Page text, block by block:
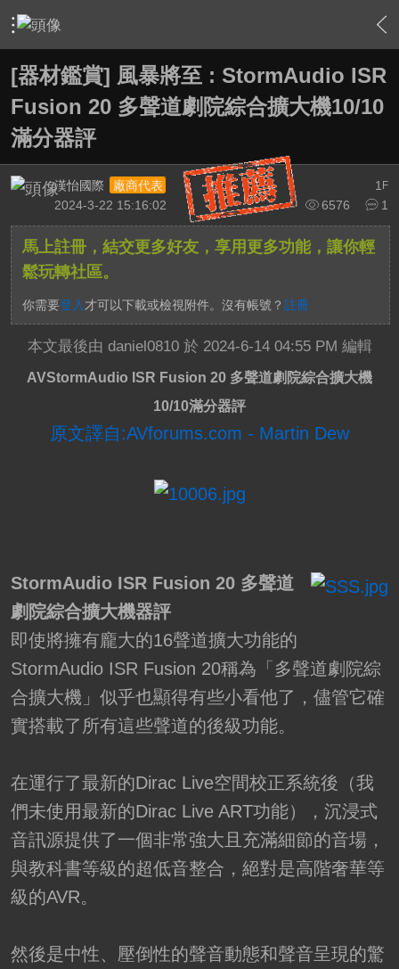
› 家庭劇院 › 家庭劇院相關討論大廳 › 內容
[器材鑑賞] 風暴將至 : StormAudio ISR
Fusion 20 多聲道劇院綜合擴大機10/10
滿分器評
1 F
漢怡國際
廠商代表
6576
1
2024-3-22 15:16:02
馬上註冊，結交更多好友，享用更多功能，讓你輕
鬆玩轉社區。
你需要登入 才可以下載或檢視附件。沒有帳號？ 註冊
本文最後由 daniel0810 於 2024-6-14 04:55 PM 編輯
AVStormAudio ISR Fusion 20 多聲道劇院綜合擴大機
10/10滿分器評
原文譯自:AVforums.com - Martin Dew
StormAudio ISR Fusion 20 多聲道
劇院綜合擴大機器評
即使將擁有龐大的16聲道擴大功能的
StormAudio ISR Fusion 20稱為「多聲道劇院綜
合擴大機」似乎也顯得有些小看他了，儘管它確
實搭載了所有這些聲道的後級功能。
在運行了最新的Dirac Live空間校正系統後（我
們未使用最新的Dirac Live ART功能），沉浸式
音訊源提供了一個非常強大且充滿細節的音場，
與教科書等級的超低音整合，絕對是高階奢華等
級的AVR。
然後是中性、壓倒性的聲音動態和聲音呈現的驚